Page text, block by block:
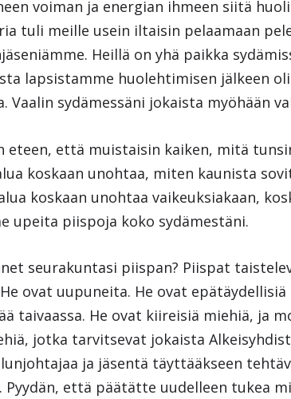
voiman ja energian ihmeen siitä
tuli meille usein iltaisin pelaamaan
Heillä on yhä paikka
lapsistamme huolehtimisen jälkeen
Vaalin sydämessäni jokaista myöhään
eteen, että muistaisin kaiken, mitä
koskaan unohtaa, miten kaunista
koskaan unohtaa vaikeuksiakaan,
upeita piispoja koko sydämestäni.
seurakuntasi piispan? Piispat
ovat uupuneita. He ovat
taivaassa. He ovat kiireisiä miehiä, ja
jotka tarvitsevat jokaista
ja jäsentä täyttääkseen
Pyydän, että päätätte uudelleen tukea